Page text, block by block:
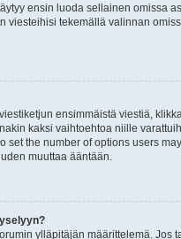
ensin luoda sellainen omissa
viesteihisi tekemällä valinnan
ensimmäistä viestiä,
kaksi vaihtoehtoa niille
set the number of options users
muuttaa ääntään.
ylläpitäjän määrittelemä. Jos